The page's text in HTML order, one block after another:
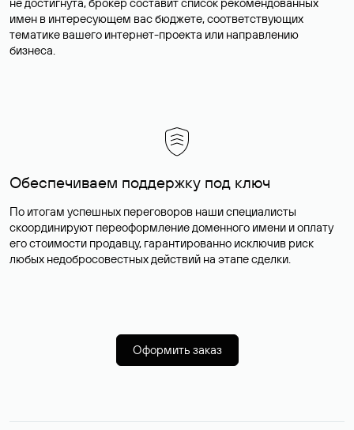
имен в интересующем вас бюджете, соответствующих
тематике вашего интернет-проекта или направлению
бизнеса.
Обеспечиваем поддержку под ключ
По итогам успешных переговоров наши специалисты
скоординируют переоформление доменного имени и оплату
его стоимости продавцу, гарантированно исключив риск
любых недобросовестных действий на этапе сделки.
Оформить заказ